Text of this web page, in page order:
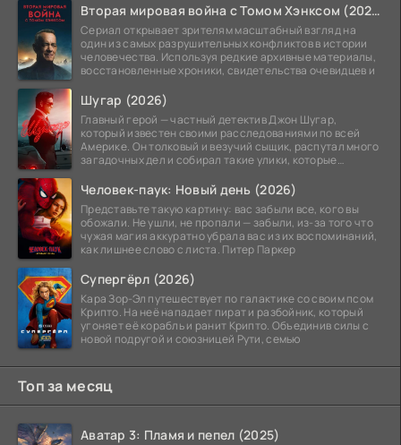
Вторая мировая война с Томом Хэнксом (2026)
Сериал открывает зрителям масштабный взгляд на
один из самых разрушительных конфликтов в истории
человечества. Используя редкие архивные материалы,
восстановленные хроники, свидетельства очевидцев и
Шугар (2026)
Главный герой — частный детектив Джон Шугар,
который известен своими расследованиями по всей
Америке. Он толковый и везучий сыщик, распутал много
загадочных дел и собирал такие улики, которые
Человек-паук: Новый день (2026)
Представьте такую картину: вас забыли все, кого вы
обожали. Не ушли, не пропали — забыли, из-за того что
чужая магия аккуратно убрала вас из их воспоминаний,
как лишнее слово с листа. Питер Паркер
Супергёрл (2026)
Кара Зор-Эл путешествует по галактике со своим псом
Крипто. На неё нападает пират и разбойник, который
угоняет её корабль и ранит Крипто. Объединив силы с
новой подругой и союзницей Рути, семью
Топ за месяц
Аватар 3: Пламя и пепел (2025)